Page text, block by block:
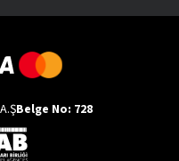
Belge No: 728